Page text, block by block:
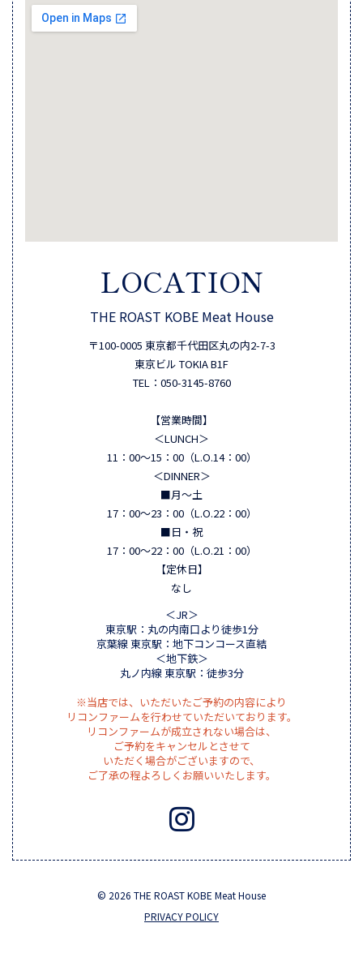
LOCATION
THE ROAST KOBE Meat House
〒100-0005 東京都千代⽥区丸の内2-7-3
東京ビル TOKIA B1F
TEL：050-3145-8760
【営業時間】
＜LUNCH＞
11：00～15：00（L.O.14：00）
＜DINNER＞
■月～土
17：00～23：00（L.O.22：00）
■日・祝
17：00～22：00（L.O.21：00）
【定休日】
なし
＜JR＞
東京駅：丸の内南口より徒歩1分
京葉線 東京駅：地下コンコース直結
＜地下鉄＞
丸ノ内線 東京駅：徒歩3分
※当店では、いただいたご予約の内容により
リコンファームを行わせていただいております。
リコンファームが成立されない場合は、
ご予約をキャンセルとさせて
いただく場合がございますので、
ご了承の程よろしくお願いいたします。
© 2026 THE ROAST KOBE Meat House
PRIVACY POLICY